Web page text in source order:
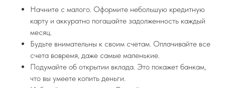
Начните с малого. Оформите небольшую кредитную
карту и аккуратно погашайте задолженность каждый
месяц.
Будьте внимательны к своим счетам. Оплачивайте все
счета вовремя, даже самые маленькие.
Подумайте об открытии вклада. Это покажет банкам,
что вы умеете копить деньги.